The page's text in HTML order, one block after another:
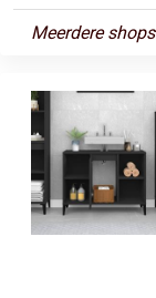
Meerdere shops